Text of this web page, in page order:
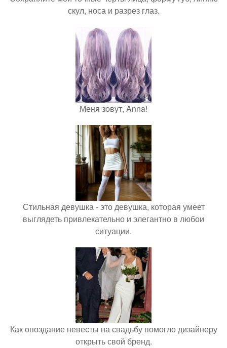
скул, носа и разрез глаз.
Меня зовут, Anna!
Стильная девушка - это девушка, которая умеет
выглядеть привлекательно и элегантно в любои
ситуации.
Как опоздание невесты на свадьбу помогло дизайнеру
открыть свой бренд.